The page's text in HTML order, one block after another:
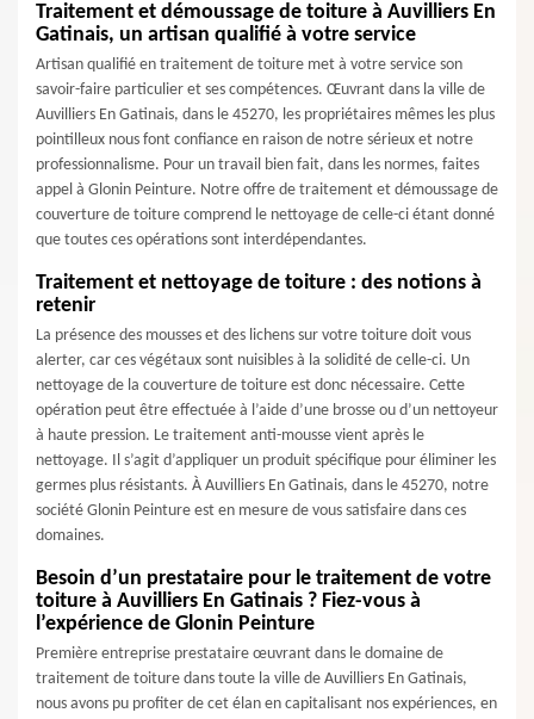
Traitement et démoussage de toiture à Auvilliers En
Gatinais, un artisan qualifié à votre service
Artisan qualifié en traitement de toiture met à votre service son
savoir-faire particulier et ses compétences. Œuvrant dans la ville de
Auvilliers En Gatinais, dans le 45270, les propriétaires mêmes les plus
pointilleux nous font confiance en raison de notre sérieux et notre
professionnalisme. Pour un travail bien fait, dans les normes, faites
appel à Glonin Peinture. Notre offre de traitement et démoussage de
couverture de toiture comprend le nettoyage de celle-ci étant donné
que toutes ces opérations sont interdépendantes.
Traitement et nettoyage de toiture : des notions à
retenir
La présence des mousses et des lichens sur votre toiture doit vous
alerter, car ces végétaux sont nuisibles à la solidité de celle-ci. Un
nettoyage de la couverture de toiture est donc nécessaire. Cette
opération peut être effectuée à l’aide d’une brosse ou d’un nettoyeur
à haute pression. Le traitement anti-mousse vient après le
nettoyage. Il s’agit d’appliquer un produit spécifique pour éliminer les
germes plus résistants. À Auvilliers En Gatinais, dans le 45270, notre
société Glonin Peinture est en mesure de vous satisfaire dans ces
domaines.
Besoin d’un prestataire pour le traitement de votre
toiture à Auvilliers En Gatinais ? Fiez-vous à
l’expérience de Glonin Peinture
Première entreprise prestataire œuvrant dans le domaine de
traitement de toiture dans toute la ville de Auvilliers En Gatinais,
nous avons pu profiter de cet élan en capitalisant nos expériences, en